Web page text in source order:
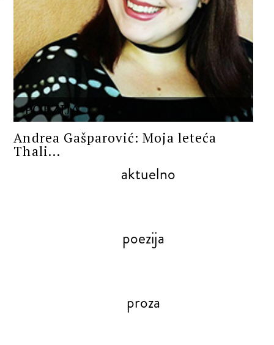
POEZIJA
Andrea Gašparović: Moja leteća
Thali...
aktuelno
poezija
proza